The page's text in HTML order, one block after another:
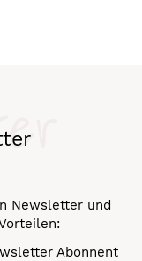
Newsletter und
Abonnent